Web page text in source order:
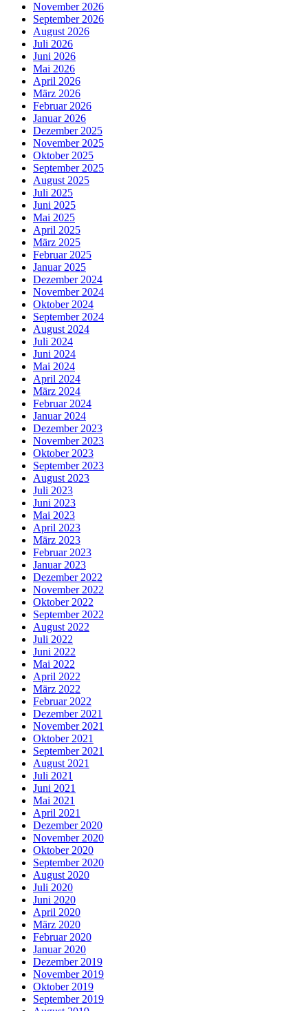
November 2026
September 2026
August 2026
Juli 2026
Juni 2026
Mai 2026
April 2026
März 2026
Februar 2026
Januar 2026
Dezember 2025
November 2025
Oktober 2025
September 2025
August 2025
Juli 2025
Juni 2025
Mai 2025
April 2025
März 2025
Februar 2025
Januar 2025
Dezember 2024
November 2024
Oktober 2024
September 2024
August 2024
Juli 2024
Juni 2024
Mai 2024
April 2024
März 2024
Februar 2024
Januar 2024
Dezember 2023
November 2023
Oktober 2023
September 2023
August 2023
Juli 2023
Juni 2023
Mai 2023
April 2023
März 2023
Februar 2023
Januar 2023
Dezember 2022
November 2022
Oktober 2022
September 2022
August 2022
Juli 2022
Juni 2022
Mai 2022
April 2022
März 2022
Februar 2022
Dezember 2021
November 2021
Oktober 2021
September 2021
August 2021
Juli 2021
Juni 2021
Mai 2021
April 2021
Dezember 2020
November 2020
Oktober 2020
September 2020
August 2020
Juli 2020
Juni 2020
April 2020
März 2020
Februar 2020
Januar 2020
Dezember 2019
November 2019
Oktober 2019
September 2019